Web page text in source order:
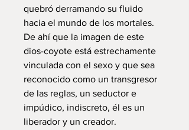
quebró derramando su fluido
hacia el mundo de los mortales.
De ahí que la imagen de este
dios-coyote está estrechamente
vinculada con el sexo y que sea
reconocido como un transgresor
de las reglas, un seductor e
impúdico, indiscreto, él es un
liberador y un creador.